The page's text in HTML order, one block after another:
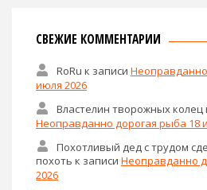
СВЕЖИЕ КОММЕНТАРИИ
RoRu к записи
июля 2026
Властелин творожных колец
Неоправданно дорогая рыба 18
Похотливый дед с трудом
похоть к записи Неоправданно
2026